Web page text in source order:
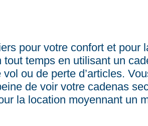
pour votre confort et pour
temps en utilisant un
ou de perte d’articles.
de voir votre cadenas
la location moyennant un